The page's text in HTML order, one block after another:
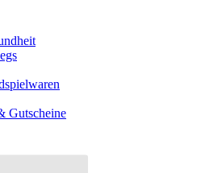
Gutscheine